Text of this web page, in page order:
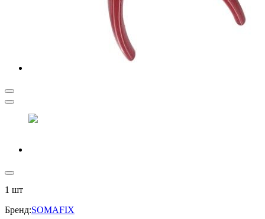
1 шт
Бренд:SOMAFIX